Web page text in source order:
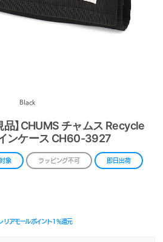
Black
品】CHUMS チャムス Recycle
ンケース CH60-3927
象 ラッピング不可 即日出荷
リアモールポイント1 %還元